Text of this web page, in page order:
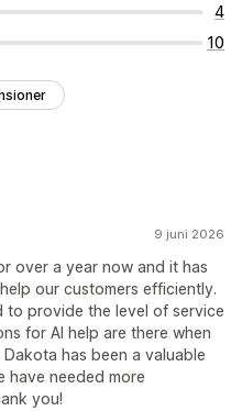
4
10
9 juni 2026
over a year now and it has
our customers efficiently.
to provide the level of service
for AI help are there when
has been a valuable
have needed more
you!